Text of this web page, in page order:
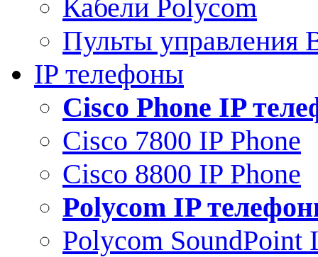
Кабели Polycom
Пульты управления
IP телефоны
Сisco Phone IP
Cisco 7800 IP Phone
Cisco 8800 IP Phone
Polycom IP
Polycom SoundPoint